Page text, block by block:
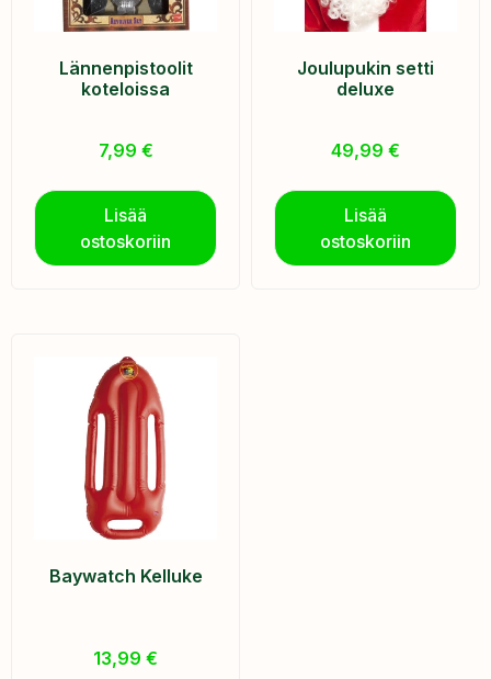
Lännenpistoolit
koteloissa
7,99 €
Lisää
ostoskoriin
Joulupukin setti
deluxe
49,99 €
Lisää
ostoskoriin
Baywatch Kelluke
13,99 €